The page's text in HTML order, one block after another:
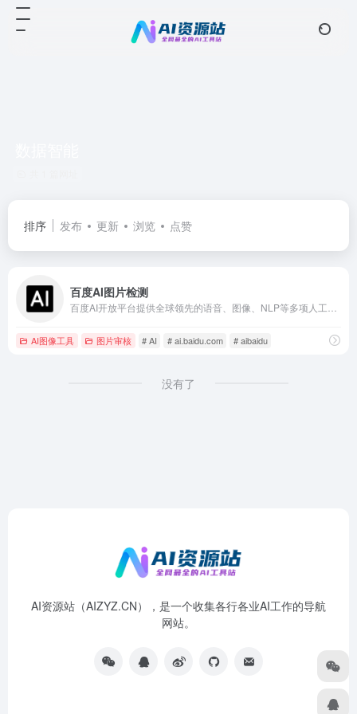
排序 发布 更新 浏览 点赞
百度AI图片检测
AI图像工具 图片审核 # AI # ai.baidu.com # aibaidu
没有了
AI资源站（AIZYZ.CN），是一个收集各行各业AI工作的导航
网站。